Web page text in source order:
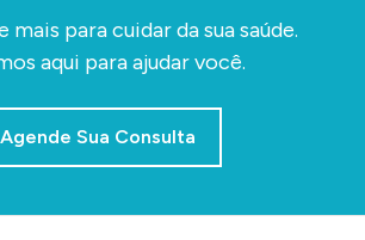
mais para cuidar da sua saúde.
aqui para ajudar você.
Agende Sua Consulta